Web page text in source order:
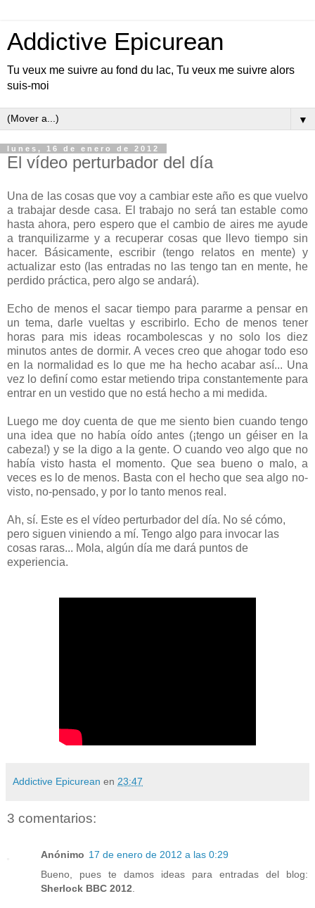
Addictive Epicurean
Tu veux me suivre au fond du lac, Tu veux me suivre alors
suis-moi
▼
lunes, 16 de enero de 2012
El vídeo perturbador del día
Una de las cosas que voy a cambiar este año es que vuelvo
a trabajar desde casa. El trabajo no será tan estable como
hasta ahora, pero espero que el cambio de aires me ayude
a tranquilizarme y a recuperar cosas que llevo tiempo sin
hacer. Básicamente, escribir (tengo relatos en mente) y
actualizar esto (las entradas no las tengo tan en mente, he
perdido práctica, pero algo se andará).
Echo de menos el sacar tiempo para pararme a pensar en
un tema, darle vueltas y escribirlo. Echo de menos tener
horas para mis ideas rocambolescas y no solo los diez
minutos antes de dormir. A veces creo que ahogar todo eso
en la normalidad es lo que me ha hecho acabar así... Una
vez lo definí como estar metiendo tripa constantemente para
entrar en un vestido que no está hecho a mi medida.
Luego me doy cuenta de que me siento bien cuando tengo
una idea que no había oído antes (¡tengo un géiser en la
cabeza!) y se la digo a la gente. O cuando veo algo que no
había visto hasta el momento. Que sea bueno o malo, a
veces es lo de menos. Basta con el hecho que sea algo no-
visto, no-pensado, y por lo tanto menos real.
Ah, sí. Este es el vídeo perturbador del día. No sé cómo,
pero siguen viniendo a mí. Tengo algo para invocar las
cosas raras... Mola, algún día me dará puntos de
experiencia.
Addictive Epicurean en 23:47
3 comentarios:
Anónimo 17 de enero de 2012 a las 0:29
Bueno, pues te damos ideas para entradas del blog:
Sherlock BBC 2012